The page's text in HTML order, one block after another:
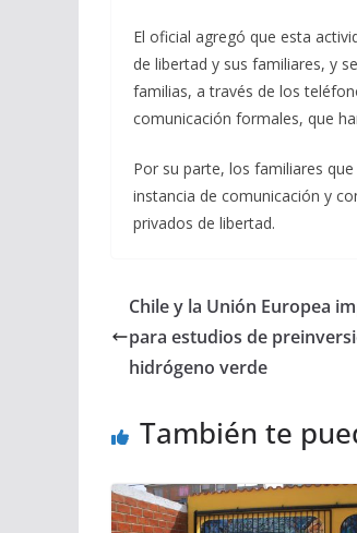
El oficial agregó que esta
de libertad y sus familiares, y
familias, a través de los
comunicación formales, que
Por su parte, los familiares
instancia de comunicación y
privados de libertad.
Chile y la Unión Europea
para estudios de
hidrógeno verde
También te